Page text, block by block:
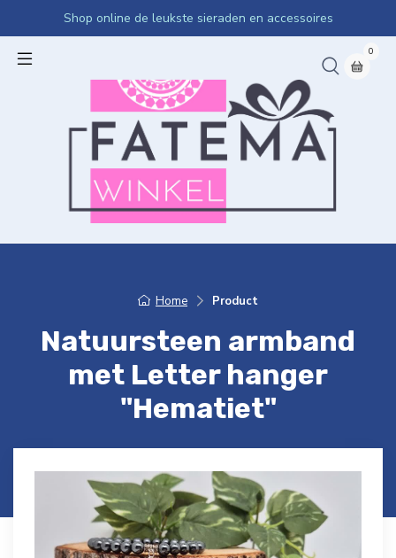
Shop online de leukste sieraden en accessoires
0
Home Product
Natuursteen armband
met Letter hanger
"Hematiet"